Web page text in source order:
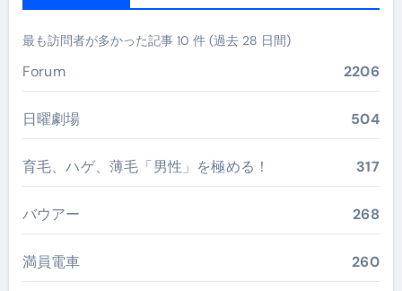
最も訪問者が多かった記事 10 件 (過去 28 日間)
Forum 2206
日曜劇場 504
育毛、ハゲ、薄毛「男性」を極める！ 317
バウアー 268
満員電車 260